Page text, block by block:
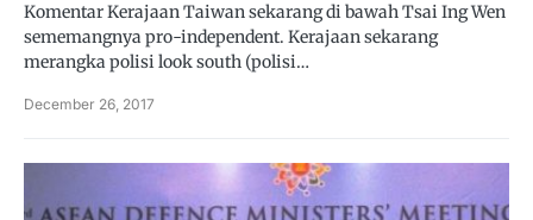
Komentar Kerajaan Taiwan sekarang di bawah Tsai Ing Wen
sememangnya pro-independent. Kerajaan sekarang
merangka polisi look south (polisi…
December 26, 2017